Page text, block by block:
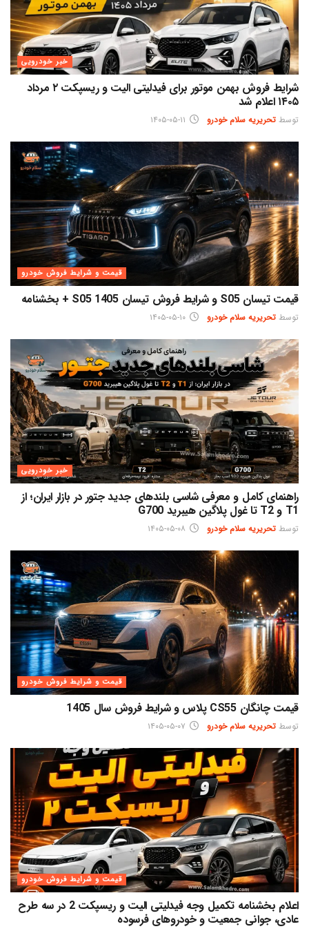
خبر خودرویی
شرایط فروش بهمن موتور برای فیدلیتی الیت و ریسپکت ۲ مرداد
۱۴۰۵ اعلام شد
توسط تحریریه سلام خودرو
قیمت و شرایط فروش خودرو
قیمت تیسان S05 و شرایط فروش تیسان S05 1405 + بخشنامه
توسط تحریریه سلام خودرو
خبر خودرویی
راهنمای کامل و معرفی شاسی بلندهای جدید جتور در بازار ایران؛ از
T1 و T2 تا غول پلاگین هیبرید G700
توسط تحریریه سلام خودرو
قیمت و شرایط فروش خودرو
قیمت چانگان CS55 پلاس و شرایط فروش سال 1405
توسط تحریریه سلام خودرو
قیمت و شرایط فروش خودرو
اعلام بخشنامه تکمیل وجه فیدلیتی الیت و ریسپکت 2 در سه طرح
عادی، جوانی جمعیت و خودروهای فرسوده